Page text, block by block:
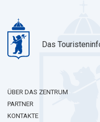
Das
ÜBER DAS ZENTRUM
PARTNER
KONTAKTE